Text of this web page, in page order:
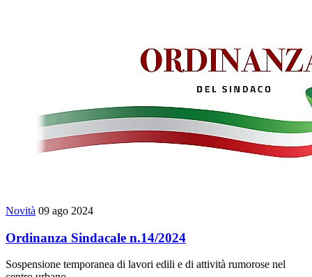
Novità 09 ago 2024
Ordinanza Sindacale n.14/2024
Sospensione temporanea di lavori edili e di attività rumorose nel